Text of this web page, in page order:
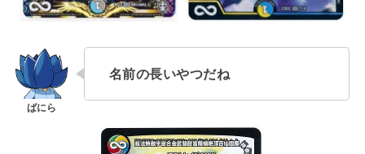
名前の長いやつだね